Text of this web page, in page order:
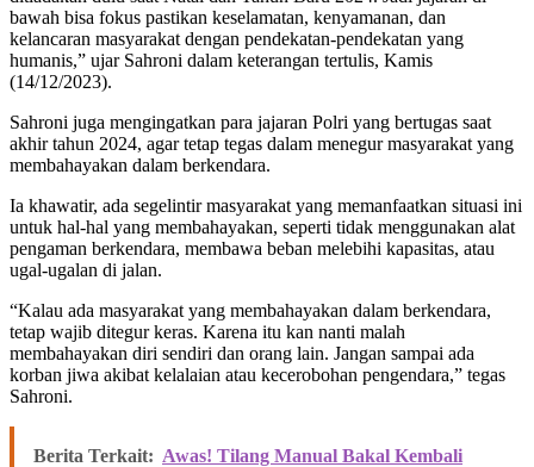
bawah bisa fokus pastikan keselamatan, kenyamanan, dan
kelancaran masyarakat dengan pendekatan-pendekatan yang
humanis,” ujar Sahroni dalam keterangan tertulis, Kamis
(14/12/2023).
Sahroni juga mengingatkan para jajaran Polri yang bertugas saat
akhir tahun 2024, agar tetap tegas dalam menegur masyarakat yang
membahayakan dalam berkendara.
Ia khawatir, ada segelintir masyarakat yang memanfaatkan situasi ini
untuk hal-hal yang membahayakan, seperti tidak menggunakan alat
pengaman berkendara, membawa beban melebihi kapasitas, atau
ugal-ugalan di jalan.
“Kalau ada masyarakat yang membahayakan dalam berkendara,
tetap wajib ditegur keras. Karena itu kan nanti malah
membahayakan diri sendiri dan orang lain. Jangan sampai ada
korban jiwa akibat kelalaian atau kecerobohan pengendara,” tegas
Sahroni.
Berita Terkait: Awas! Tilang Manual Bakal Kembali